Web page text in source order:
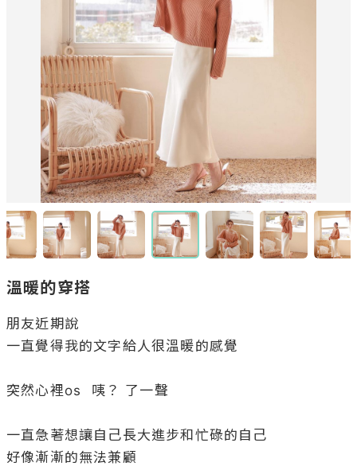
溫暖的穿搭
朋友近期說
一直覺得我的文字給人很溫暖的感覺
突然心裡os  咦？ 了一聲
一直急著想讓自己長大進步和忙碌的自己
好像漸漸的無法兼顧